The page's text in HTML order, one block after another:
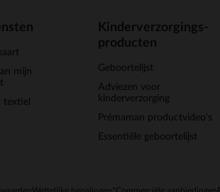
mijn
Kinderverzorgings-
producten
Geboortelijst
Adviezen voor
kinderverzorging
Prémaman productvideo's
Essentiële geboortelijst